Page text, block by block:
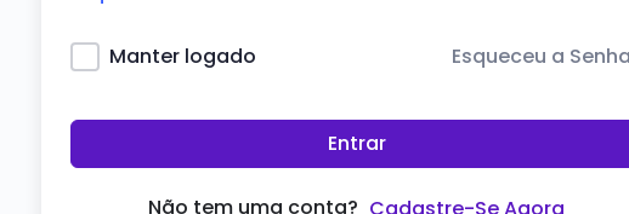
Manter logado Esqueceu a
Entrar
Não tem uma conta? Cadastre-Se Agora